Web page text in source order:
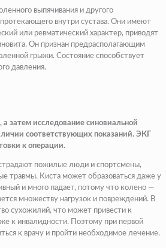
выпячивания и другого
протекающего внутри сустава. Они имеют
или ревматический характер, приводят
Он признан предрасполагающим
грыжи. Состояние способствует
давления.
затем исследование синовиальной
соответствующих показаний. ЭКГ
к операции.
пожилые люди и спортсмены,
травмы. Киста может образоваться даже у
и много падает, потому что колено —
множеству нагрузок и повреждений. В
сухожилий, что может привести к
к инвалидности. Поэтому при первой
к врачу и пройти необходимое лечение.